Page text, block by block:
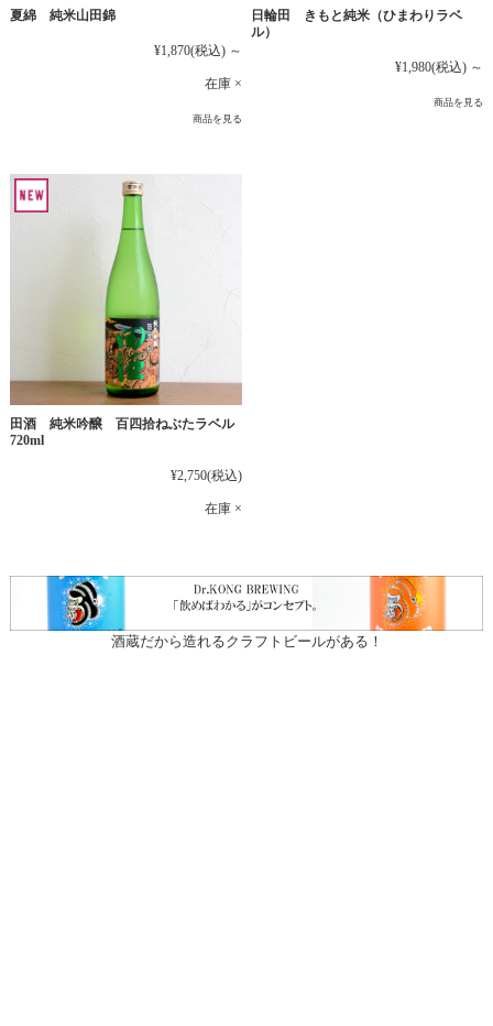
夏綿 純米山田錦
¥1,870(税込) ～
在庫 ×
商品を見る
日輪田 きもと純米（ひまわりラベ
ル）
¥1,980(税込) ～
商品を見る
田酒 純米吟醸 百四拾ねぶたラベル
720ml
¥2,750(税込)
在庫 ×
酒蔵だから造れるクラフトビールがある！